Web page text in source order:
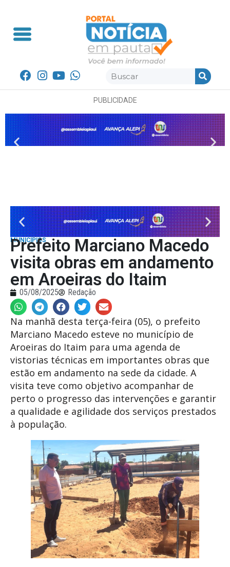
PUBLICIDADE
MUNICÍPIOS
Prefeito Marciano Macedo
visita obras em andamento
em Aroeiras do Itaim
05/08/2025 Redação
Na manhã desta terça-feira (05), o prefeito
Marciano Macedo esteve no município de
Aroeiras do Itaim para uma agenda de
vistorias técnicas em importantes obras que
estão em andamento na sede da cidade. A
visita teve como objetivo acompanhar de
perto o progresso das intervenções e garantir
a qualidade e agilidade dos serviços prestados
à população.